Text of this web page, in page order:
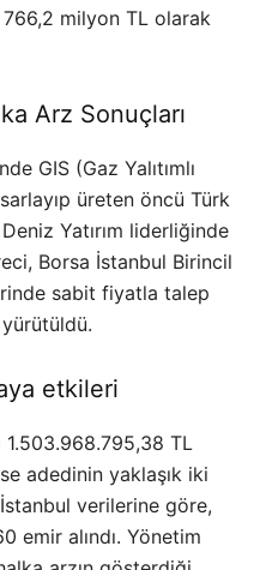
milyon TL olarak
Arz Sonuçları
GIS (Gaz Yalıtımlı
üreten öncü Türk
Yatırım liderliğinde
Borsa İstanbul Birincil
sabit fiyatla talep
etkileri
1.503.968.795,38 TL
adedinin yaklaşık iki
verilerine göre,
emir alındı. Yönetim